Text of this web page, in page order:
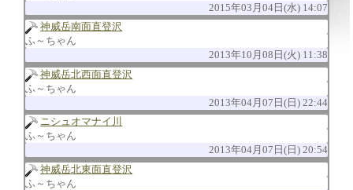
2015年03月04日(水) 14:07
神威岳南面直登沢
ふ～ちゃん
2013年10月08日(火) 11:38
神威岳北西面直登沢
ふ～ちゃん
2013年04月07日(日) 22:44
ニシュオマナイ川
ふ～ちゃん
2013年04月07日(日) 20:54
神威岳北東面直登沢
ふ～ちゃん